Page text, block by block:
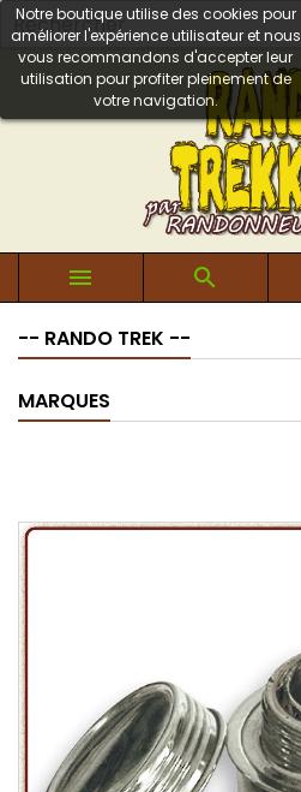
Notre boutique utilise des cookies pour
améliorer l'expérience utilisateur et nous
vous recommandons d'accepter leur
utilisation pour profiter pleinement de
votre navigation.
 
-- RANDO TREK --
MARQUES